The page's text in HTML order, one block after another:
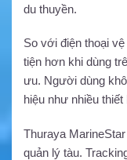
du thuyền.
So với điện thoại
tiện hơn khi dùng
ưu. Người dùng
hiệu như nhiều thiết
Thuraya
quản lý tàu.